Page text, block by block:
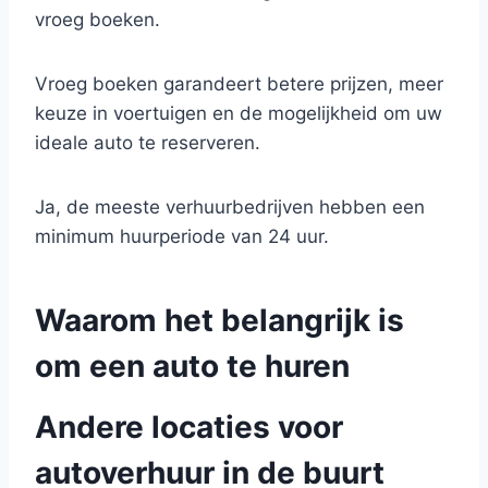
vroeg boeken.
Vroeg boeken garandeert betere prijzen, meer
keuze in voertuigen en de mogelijkheid om uw
ideale auto te reserveren.
Ja, de meeste verhuurbedrijven hebben een
minimum huurperiode van 24 uur.
Waarom het belangrijk is
om een auto te huren
Andere locaties voor
autoverhuur in de buurt